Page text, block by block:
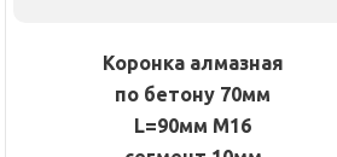
Коронка алмазная
по бетону 70мм
L=90мм М16